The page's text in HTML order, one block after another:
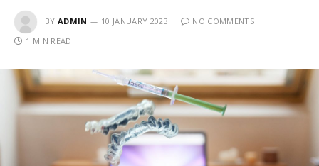
BY ADMIN 10 JANUARY 2023
NO COMMENTS
1 MIN READ